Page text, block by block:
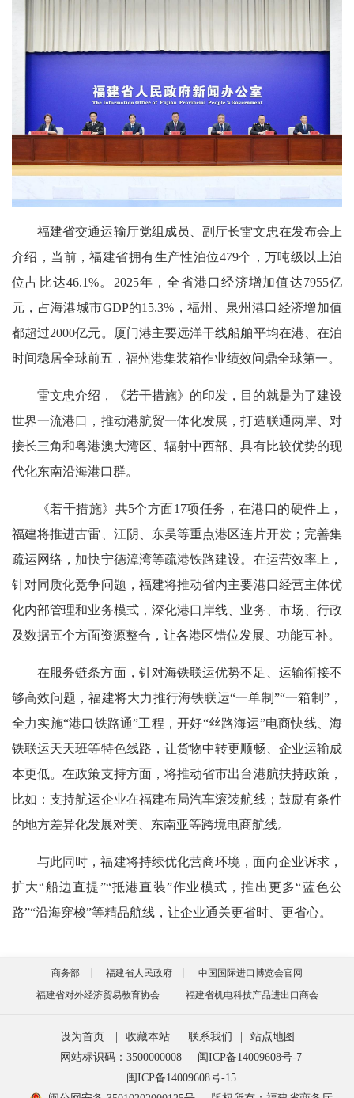
福建省交通运输厅党组成员、副厅长雷文忠在发布会上
介绍，当前，福建省拥有生产性泊位479个，万吨级以上泊
位占比达46.1%。2025年，全省港口经济增加值达7955亿
元，占海港城市GDP的15.3%，福州、泉州港口经济增加值
都超过2000亿元。厦门港主要远洋干线船舶平均在港、在泊
时间稳居全球前五，福州港集装箱作业绩效问鼎全球第一。
雷文忠介绍，《若干措施》的印发，目的就是为了建设
世界一流港口，推动港航贸一体化发展，打造联通两岸、对
接长三角和粤港澳大湾区、辐射中西部、具有比较优势的现
代化东南沿海港口群。
《若干措施》共5个方面17项任务，在港口的硬件上，
福建将推进古雷、江阴、东吴等重点港区连片开发；完善集
疏运网络，加快宁德漳湾等疏港铁路建设。在运营效率上，
针对同质化竞争问题，福建将推动省内主要港口经营主体优
化内部管理和业务模式，深化港口岸线、业务、市场、行政
及数据五个方面资源整合，让各港区错位发展、功能互补。
在服务链条方面，针对海铁联运优势不足、运输衔接不
够高效问题，福建将大力推行海铁联运“一单制”“一箱制”，
全力实施“港口铁路通”工程，开好“丝路海运”电商快线、海
铁联运天天班等特色线路，让货物中转更顺畅、企业运输成
本更低。在政策支持方面，将推动省市出台港航扶持政策，
比如：支持航运企业在福建布局汽车滚装航线；鼓励有条件
的地方差异化发展对美、东南亚等跨境电商航线。
与此同时，福建将持续优化营商环境，面向企业诉求，
扩大“船边直提”“抵港直装”作业模式，推出更多“蓝色公
路”“沿海穿梭”等精品航线，让企业通关更省时、更省心。
商务部 福建省人民政府
中国国际进口博览会官网
福建省对外经济贸易教育协会
福建省机电科技产品进出口商会
设为首页 收藏本站 联系我们
站点地图
网站标识码：3500000008
闽ICP备14009608号-7
闽ICP备14009608号-15